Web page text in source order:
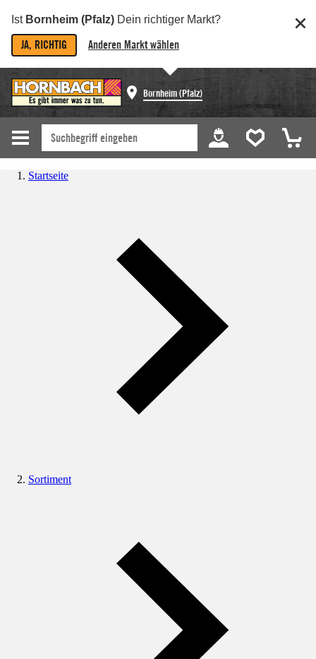
Ist Bornheim (Pfalz) Dein richtiger Markt?
JA, RICHTIG Anderen Markt wählen
Bornheim (Pfalz)
Startseite
Sortiment